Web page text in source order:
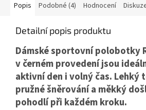
Popis Podobné (4) Hodnocení
Detailní popis produktu
Dámské sportovní polobotky
v černém provedení jsou
aktivní den i volný čas. Lehký
pružné šněrování a měkký
pohodlí při každém kroku.